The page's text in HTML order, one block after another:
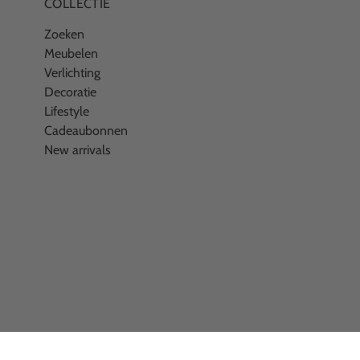
COLLECTIE
Zoeken
Meubelen
Verlichting
Decoratie
Lifestyle
Cadeaubonnen
New arrivals